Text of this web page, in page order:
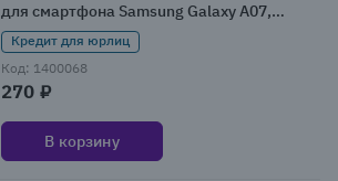
для смартфона Samsung Galaxy A07,
темно-зеленый
Кредит для юрлиц
Код: 1400068
270 ₽
В корзину